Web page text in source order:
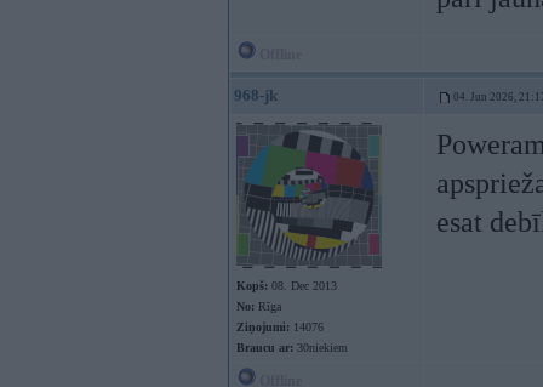
968-jk 04. Jun 2026,
Kopš: 08. Dec 2013
No: Rīga
Ziņojumi: 14076
Braucu ar: 30niekiem
esat